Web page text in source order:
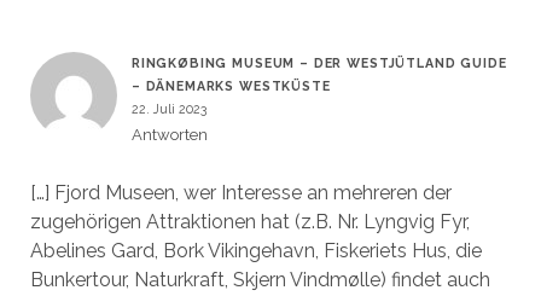
RINGKØBING MUSEUM – DER WESTJÜTLAND GUIDE
– DÄNEMARKS WESTKÜSTE
22. Juli 2023
Antworten
[…] Fjord Museen, wer Interesse an mehreren der
zugehörigen Attraktionen hat (z.B. Nr. Lyngvig Fyr,
Abelines Gard, Bork Vikingehavn, Fiskeriets Hus, die
Bunkertour, Naturkraft, Skjern Vindmølle) findet auch